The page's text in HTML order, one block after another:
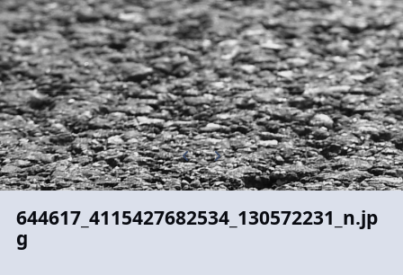
Previous carousel slide
Next carousel slide
644617_4115427682534_130572231_n.jp
g